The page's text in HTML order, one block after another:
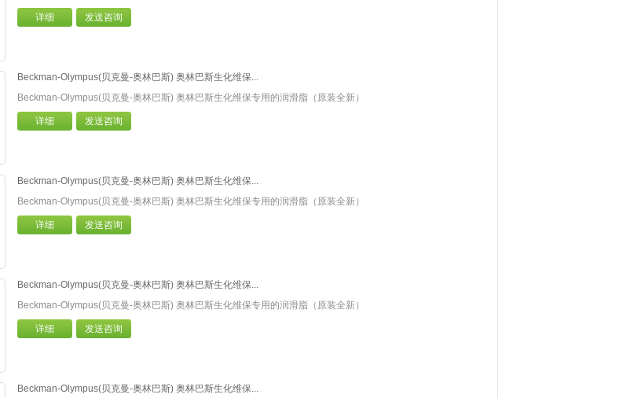
详细 发送咨询
Beckman-Olympus(贝克曼-奥林巴斯) 奥林巴斯生化维保...
Beckman-Olympus(贝克曼-奥林巴斯) 奥林巴斯生化维保专用的润滑脂（原装全新）
详细 发送咨询
Beckman-Olympus(贝克曼-奥林巴斯) 奥林巴斯生化维保...
Beckman-Olympus(贝克曼-奥林巴斯) 奥林巴斯生化维保专用的润滑脂（原装全新）
详细 发送咨询
Beckman-Olympus(贝克曼-奥林巴斯) 奥林巴斯生化维保...
Beckman-Olympus(贝克曼-奥林巴斯) 奥林巴斯生化维保专用的润滑脂（原装全新）
详细 发送咨询
Beckman-Olympus(贝克曼-奥林巴斯) 奥林巴斯生化维保...